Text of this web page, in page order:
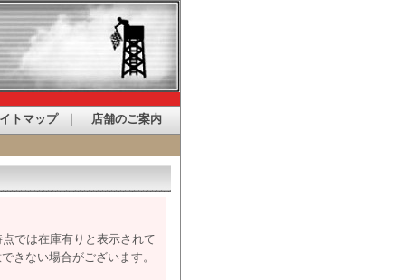
トマップ｜ 店舗のご案内
では在庫有りと表示されて
きない場合がございます。